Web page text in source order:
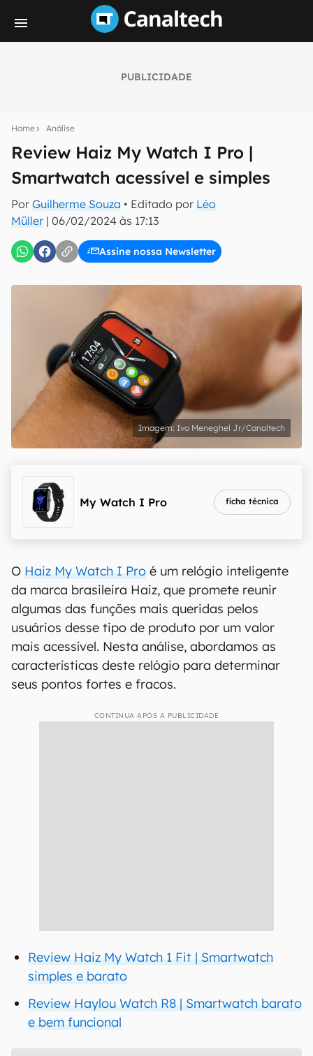
PUBLICIDADE
Home Análise
Review Haiz My Watch I Pro |
Smartwatch acessível e simples
Por Guilherme Souza • Editado por Léo
Müller | 06/02/2024 às 17:13
Assine nossa Newsletter
notícias e reviews sobre tecnologia em primeira
mão.
E-mail
Ivo Meneghel Jr/Canaltech
My Watch I Pro ficha técnica
O Haiz My Watch I Pro é um relógio inteligente
da marca brasileira Haiz, que promete reunir
algumas das funções mais queridas pelos
usuários desse tipo de produto por um valor
mais acessível. Nesta análise, abordamos as
características deste relógio para determinar
seus pontos fortes e fracos.
CONTINUA APÓS A PUBLICIDADE
Review Haiz My Watch 1 Fit | Smartwatch
simples e barato
Review Haylou Watch R8 | Smartwatch barato
e bem funcional